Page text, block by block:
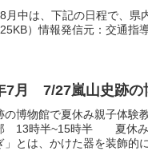
月中は、下記の日程で、県
）情報発信元：交通
7月 7/27嵐山史跡の
の博物館で夏休み親子体
13時半~15時半 夏休み親
」とは、かけた器を装飾的